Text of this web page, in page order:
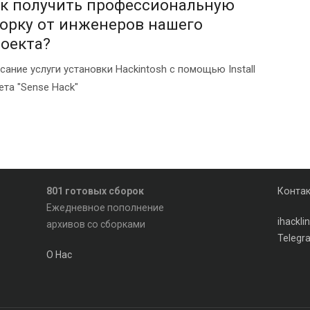
получить профессиональную
от инженеров нашего
услуги установки Hackintosh с помощью Install
"Sense Hack"
801 готовых сборок
Ежедневное пополнение
архивов со сборками
О Нас